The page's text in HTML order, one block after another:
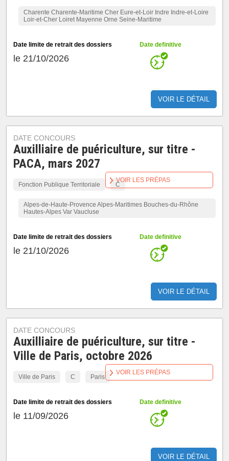
Charente Charente-Maritime Cher Eure-et-Loir Indre Indre-et-Loire
Loir-et-Cher Loiret Mayenne Orne Seine-Maritime
Date limite de retrait des dossiers
le 21/10/2026
Date definitive
VOIR LE DÉTAIL
DATE CONCOURS
Auxilliaire de puériculture, sur titre -
PACA, mars 2027
Fonction Publique Territoriale C
Alpes-de-Haute-Provence Alpes-Maritimes Bouches-du-Rhône
Hautes-Alpes Var Vaucluse
Date limite de retrait des dossiers
le 21/10/2026
Date definitive
VOIR LE DÉTAIL
VOIR LES PRÉPAS
DATE CONCOURS
Auxilliaire de puériculture, sur titre -
Ville de Paris, octobre 2026
Ville de Paris C Paris
Date limite de retrait des dossiers
le 11/09/2026
Date definitive
VOIR LE DÉTAIL
VOIR LES PRÉPAS